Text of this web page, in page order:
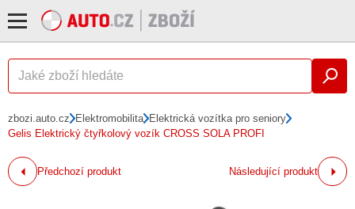
zbozi.auto.cz Elektromobilita Elektrická vozítka pro seniory
Gelis Elektrický čtyřkolový vozík CROSS SOLA PROFI
Předchozí produkt Následující produkt